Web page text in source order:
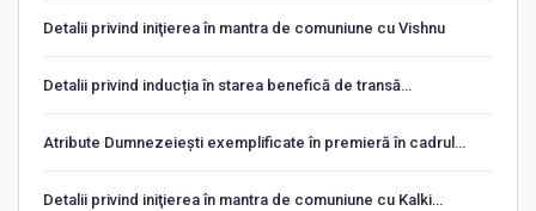
Detalii privind iniţierea în mantra de comuniune cu Vishnu
Detalii privind inducția în starea benefică de transă…
Atribute Dumnezeiești exemplificate în premieră în cadrul…
Detalii privind iniţierea în mantra de comuniune cu Kalki…